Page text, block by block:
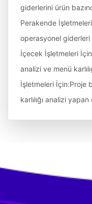
giderlerini ürün
Perakende
operasyonel
İçecek İşletmeleri
analizi ve menü
İşletmeleri İçin:Proje
karlılığı analizi